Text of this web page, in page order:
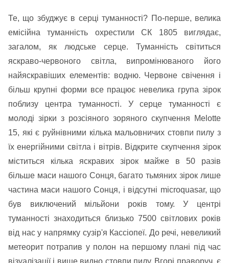
Те, що збуджує в серці туманності? По-перше, велика
емісійна туманність охрестили СК 1805 виглядає,
загалом, як людське серце. Туманність світиться
яскраво-червоного світла, випромінюваного його
найяскравіших елементів: водню. Червоне свічення і
більш крупні форми все працює невелика група зірок
поблизу центра туманності. У серце туманності є
молоді зірки з розсіяного зоряного скупчення Melotte
15, які є руйнівними кілька мальовничих стовпи пилу з
їх енергійними світла і вітрів. Відкрите скупчення зірок
міститься кілька яскравих зірок майже в 50 разів
більше маси нашого Сонця, багато тьмяних зірок лише
частина маси нашого Сонця, і відсутні microquasar, що
був виключений мільйони років тому. У центрі
туманності знаходиться близько 7500 світлових років
від нас у напрямку сузір'я Кассіопеї. До речі, невеликий
метеорит потрапив у полон на першому плані під час
візуалізації і вище видно стовпи пилу. Вгорі праворуч, є